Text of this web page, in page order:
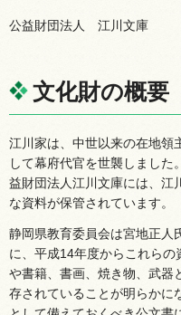
公益財団法人 江 川文庫
文化財の概要
江川家は、中世以来の在地領
して幕府代官を世襲しまし
益財団法人江川文庫には、江
な資料が保管されています。
静岡県教育委員会は宮地正人
に、平成14年度からこれら
や書籍、書画、焼き物、武器
存されていることが明らかに